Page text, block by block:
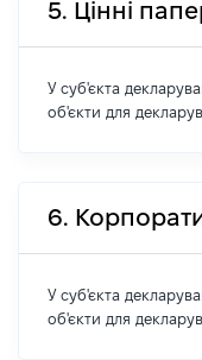
5. Цінні
У суб'єкта
об'єкти для
6.
У суб'єкта
об'єкти для